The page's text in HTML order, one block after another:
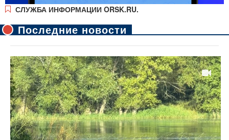
СЛУЖБА ИНФОРМАЦИИ ORSK.RU.
Последние новости